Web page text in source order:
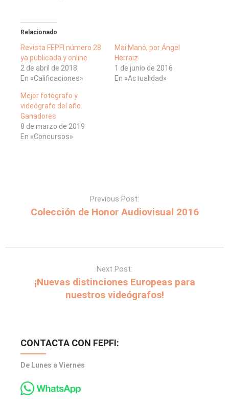
Relacionado
Revista FEPFI número 28
ya publicada y online
2 de abril de 2018
En «Calificaciones»
Mai Manó, por Ángel
Herraiz
1 de junio de 2016
En «Actualidad»
Mejor fotógrafo y
videógrafo del año.
Ganadores
8 de marzo de 2019
En «Concursos»
Previous Post:
Colección de Honor Audiovisual 2016
Next Post:
¡Nuevas distinciones Europeas para
nuestros videógrafos!
CONTACTA CON FEPFI:
De Lunes a Viernes